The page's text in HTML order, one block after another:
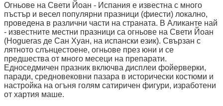
Огньове на Свети Йоан - Испания е известна с много
пъстър и весел популярни празници (фиести) локално,
проведена в различни части на страната. В Аликанте най
- известните местни празници са огньове на Свети Йоан
(Hogueras де Сан Хуан, на испански език). Свързан с
лятното слънцестоене, огньове през юни и се
предшества от много месеци на препарати.
Едноседмичен празник включва дисплеи фойерверки,
паради, средновековни пазара в исторически костюми и
настройка на огъня голям сатиричен фигури, изработени
от хартия маше.